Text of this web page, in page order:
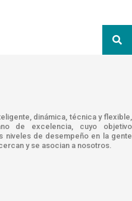
dinámica, técnica y flexible,
de excelencia, cuyo objetivo
niveles de desempeño en la gente
y se asocian a nosotros.